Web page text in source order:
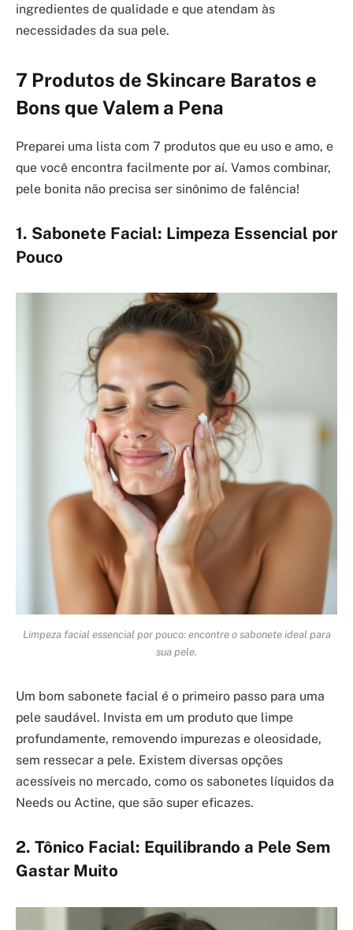
ingredientes de qualidade e que atendam às
necessidades da sua pele.
7 Produtos de Skincare Baratos e
Bons que Valem a Pena
Preparei uma lista com 7 produtos que eu uso e amo, e
que você encontra facilmente por aí. Vamos combinar,
pele bonita não precisa ser sinônimo de falência!
1. Sabonete Facial: Limpeza Essencial por
Pouco
Limpeza facial essencial por pouco: encontre o sabonete ideal para
sua pele.
Um bom sabonete facial é o primeiro passo para uma
pele saudável. Invista em um produto que limpe
profundamente, removendo impurezas e oleosidade,
sem ressecar a pele. Existem diversas opções
acessíveis no mercado, como os sabonetes líquidos da
Needs ou Actine, que são super eficazes.
2. Tônico Facial: Equilibrando a Pele Sem
Gastar Muito